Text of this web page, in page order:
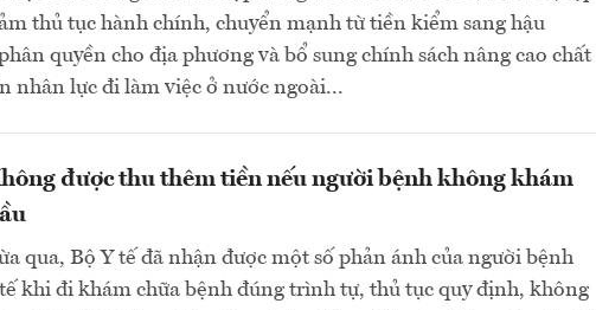
thủ tục hành chính, chuyển mạnh từ tiền kiểm sang hậu
quyền cho địa phương và bổ sung chính sách nâng cao chất
nhân lực đi làm việc ở nước ngoài...
được thu thêm tiền nếu người bệnh không khám
qua, Bộ Y tế đã nhận được một số phản ánh của người bệnh
khi đi khám chữa bệnh đúng trình tự, thủ tục quy định, không